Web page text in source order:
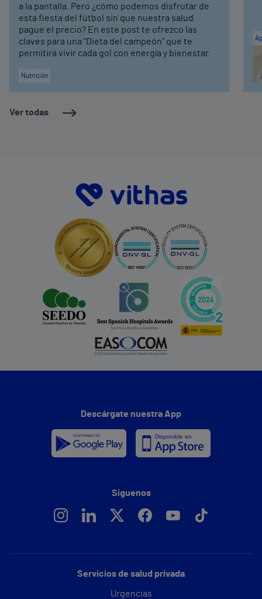
Ver todas
a la pantalla. Pero ¿cómo podemos disfrutar de
esta fiesta del fútbol sin que nuestra salud
pague el precio? En este post te ofrezco las
claves para una "Dieta del campeón" que te
permitirá vivir cada gol con energía y bienestar.
Nutrición
Servicios de salud privada
Urgencias
Descárgate nuestra App
Síguenos